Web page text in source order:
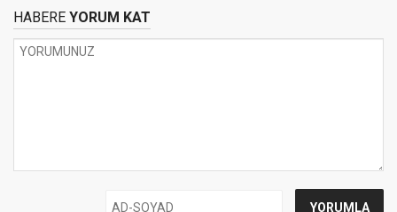
HABERE YORUM KAT